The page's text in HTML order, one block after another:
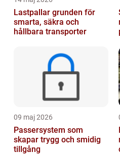
Lastpallar grunden för
smarta, säkra och
hållbara transporter
09 maj 2026
Passersystem som
skapar trygg och smidig
tillgång